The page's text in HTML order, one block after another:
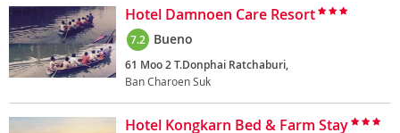
Hotel Damnoen Care Resort
7.2 Bueno
61 Moo 2 T.Donphai Ratchaburi,
Ban Charoen Suk
Hotel Kongkarn Bed & Farm Stay